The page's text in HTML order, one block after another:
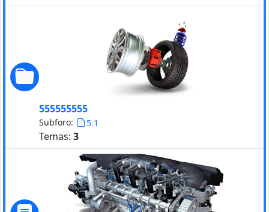
555555555
Subforo: 5.1
Temas: 3